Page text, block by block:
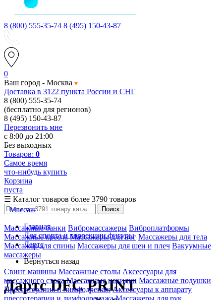
8 (800) 555-35-74 8 (495) 150-43-87
0
Ваш город - Москва
Доставка в 3122 пункта России и СНГ
8 (800) 555-35-74
(бесплатно для регионов)
8 (495) 150-43-87
Перезвонить мне
с 8:00 до 21:00
Без выходных
Товаров: 0
Самое время
что-нибудь купить
Корзина
пуста
☰ Каталог товаров более 3790 товаров
Массаж
Массажные банки Вибромассажеры Виброплатформы
Массажные кресла Массажеры для ног Массажеры для тела
Массажер для спины Массажеры для шеи и плеч Вакуумные
массажеры
Свинг машины Массажные столы Аксессуары для
массажного стола Массажные накидки Массажные подушки
Прессотерапия и лимфодренаж Аксессуары к аппарату
прессотерапии и лимфодренажа Массажеры для рук
Поиск
Главная
Для спорта и коррекции фигуры
Дартс
Вернуться назад
Дартс DFC PRINT